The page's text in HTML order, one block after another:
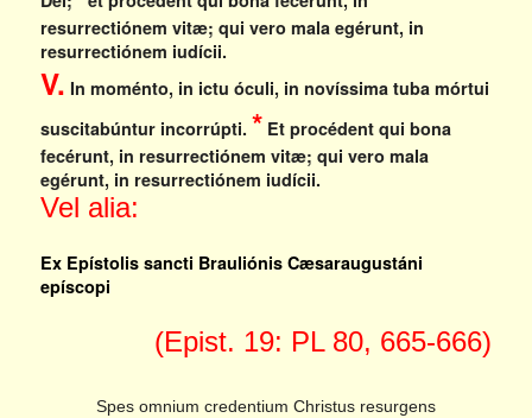
resurrectiónem vitæ; qui vero mala egérunt, in
resurrectiónem iudícii.
V. In moménto, in ictu óculi, in novíssima tuba mórtui
suscitabúntur incorrúpti. * Et procédent qui bona
fecérunt, in resurrectiónem vitæ; qui vero mala
egérunt, in resurrectiónem iudícii.
Vel alia:
Ex Epístolis sancti Brauliónis Cæsaraugustáni
epíscopi
(Epist. 19: PL 80, 665-666)
Spes omnium credentium Christus resurgens